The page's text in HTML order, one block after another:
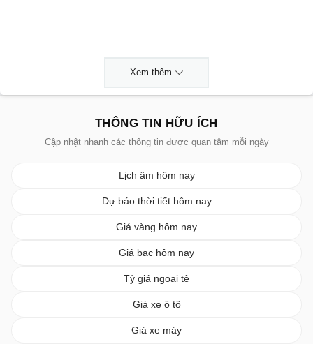
Xem thêm
THÔNG TIN HỮU ÍCH
Cập nhật nhanh các thông tin được quan tâm mỗi ngày
Lịch âm hôm nay
Dự báo thời tiết hôm nay
Giá vàng hôm nay
Giá bạc hôm nay
Tỷ giá ngoại tệ
Giá xe ô tô
Giá xe máy